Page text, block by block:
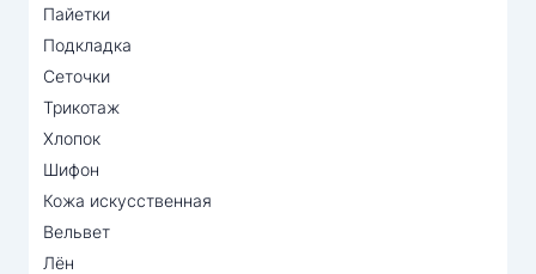
Пайетки
Подкладка
Сеточки
Трикотаж
Хлопок
Шифон
Кожа искусственная
Вельвет
Лён